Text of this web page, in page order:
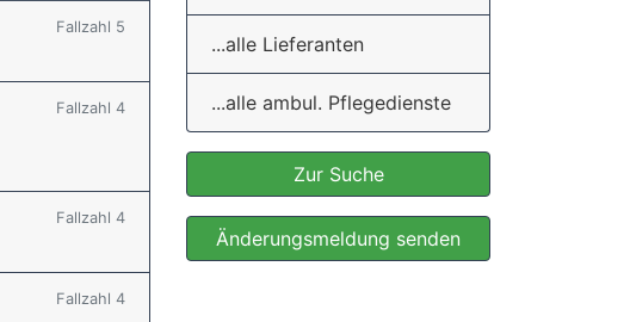
Fallzahl 5
Fallzahl 4
Fallzahl 4
Fallzahl 4
...alle Lieferanten
...alle ambul. Pflegedienste
Zur Suche
Änderungsmeldung senden